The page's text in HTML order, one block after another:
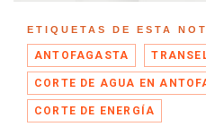
ETIQUETAS DE ESTA
ANTOFAGASTA
CORTE DE AGUA EN
CORTE DE ENERGÍA